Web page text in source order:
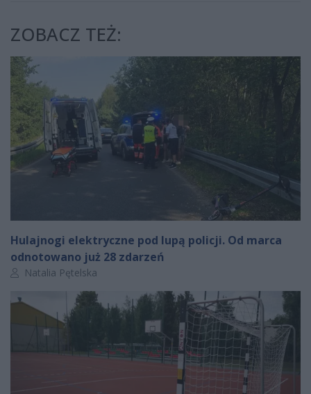
ZOBACZ TEŻ:
Hulajnogi elektryczne pod lupą policji. Od marca
odnotowano już 28 zdarzeń
Autor artykułu:
Natalia Pętelska